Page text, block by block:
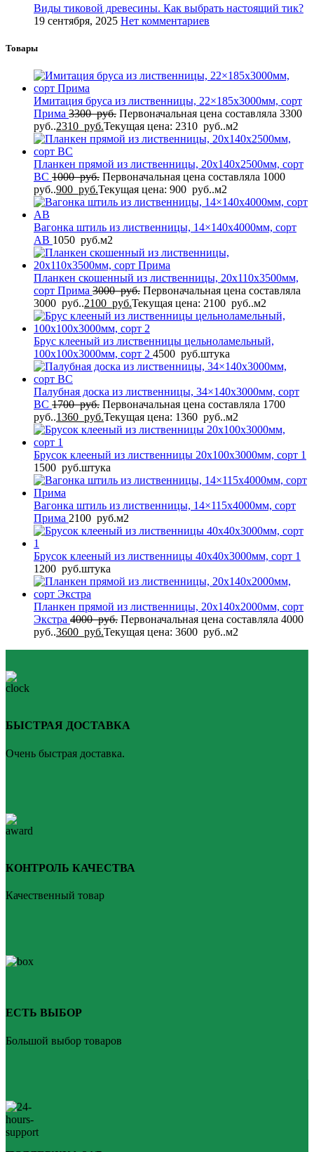
Виды тиковой древесины. Как выбрать настоящий тик?
19 сентября, 2025 Нет комментариев
Товары
Имитация бруса из лиственницы, 22×185x3000мм, сорт
Прима 3300руб. Первоначальная цена составляла 3300
руб..2310 руб.Текущая цена: 2310 руб..м2
Планкен прямой из лиственницы, 20x140x2500мм, сорт
BС 1000руб. Первоначальная цена составляла 1000
руб..900 руб.Текущая цена: 900 руб..м2
Вагонка штиль из лиственницы, 14×140x4000мм, сорт
AB 1050 руб.м2
Планкен скошенный из лиственницы, 20x110x3500мм,
сорт Прима 3000руб. Первоначальная цена составляла
3000 руб..2100 руб.Текущая цена: 2100 руб..м2
Брус клееный из лиственницы цельноламельный,
100x100x3000мм, сорт 2 4500 руб.штука
Палубная доска из лиственницы, 34×140x3000мм, сорт
BC 1700руб. Первоначальная цена составляла 1700
руб..1360 руб.Текущая цена: 1360 руб..м2
Брусок клееный из лиственницы 20x100x3000мм, сорт 1
1500 руб.штука
Вагонка штиль из лиственницы, 14×115x4000мм, сорт
Прима 2100 руб.м2
Брусок клееный из лиственницы 40x40x3000мм, сорт 1
1200 руб.штука
Планкен прямой из лиственницы, 20x140x2000мм, сорт
Экстра 4000руб. Первоначальная цена составляла 4000
руб..3600 руб.Текущая цена: 3600 руб..м2
БЫСТРАЯ ДОСТАВКА
Очень быстрая доставка.
КОНТРОЛЬ КАЧЕСТВА
Качественный товар
ЕСТЬ ВЫБОР
Большой выбор товаров